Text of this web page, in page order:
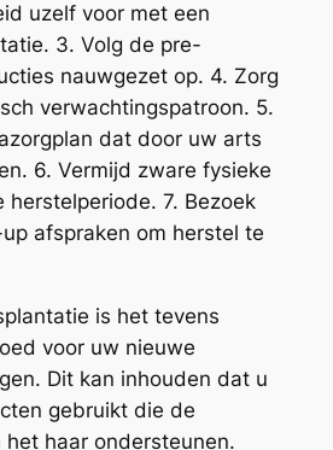
uzelf voor met een
3. Volg de pre-
nauwgezet op. 4. Zorg
verwachtingspatroon. 5.
dat door uw arts
6. Vermijd zware fysieke
herstelperiode. 7. Bezoek
afspraken om herstel te
is het tevens
voor uw nieuwe
Dit kan inhouden dat u
gebruikt die de
haar ondersteunen.